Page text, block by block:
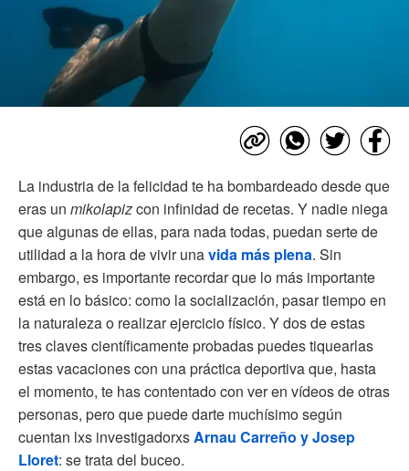
La industria de la felicidad te ha bombardeado desde que
eras un mikolapizcon infinidad de recetas. Y nadie niega
que algunas de ellas, para nada todas, puedan serte de
utilidad a la hora de vivir unavida más plena. Sin
embargo, es importante recordar que lo más importante
está en lo básico: como la socialización, pasar tiempo en
la naturaleza o realizar ejercicio físico. Y dos de estas
tres claves científicamente probadas puedes tiquearlas
estas vacaciones con una práctica deportiva que, hasta
el momento, te has contentado con ver en vídeos de otras
personas, pero que puede darte muchísimo según
cuentan lxs investigadorxsArnau Carreño y Josep
Lloret: se trata del buceo.